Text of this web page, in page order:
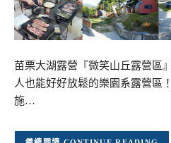
苗栗大湖露營『微笑山丘露營區
人也能好好放鬆的樂園系露營區
施…